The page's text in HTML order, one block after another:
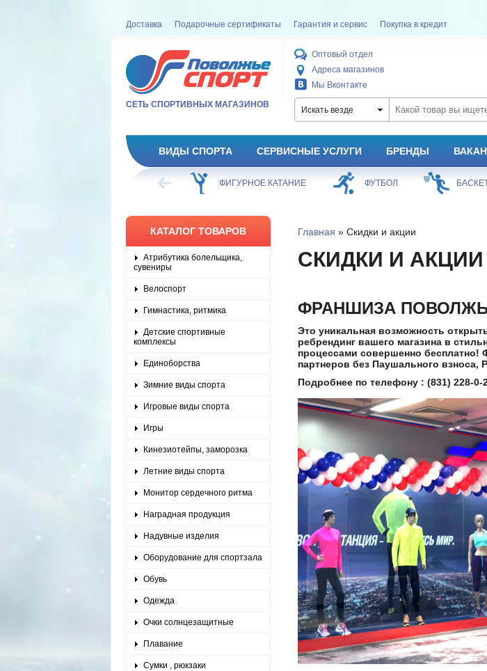
Доставка Подарочные сертификаты Гарантия и сервис Покупка в кредит
СЕТЬ СПОРТИВНЫХ МАГАЗИНОВ
Оптовый отдел
Адреса магазинов
Мы Вконтакте
Искать везде
ВИДЫ СПОРТА СЕРВИСНЫЕ УСЛУГИ БРЕНДЫ
ХОККЕЙ ФИГУРНОЕ КАТАНИЕ ФУТБОЛ
КАТАЛОГ ТОВАРОВ
Атрибутика болельщика,
сувениры
Велоспорт
Гимнастика, ритмика
Детские спортивные
комплексы
Единоборства
Зимние виды спорта
Игровые виды спорта
Игры
Кинезиотейпы, заморозка
Летние виды спорта
Монитор сердечного ритма
Наградная продукция
Надувные изделия
Оборудование для спортзала
Обувь
Одежда
Очки солнцезащитные
Плавание
Сумки , рюкзаки
Главная » Скидки и акции
СКИДКИ И АКЦИИ
ФРАНШИЗА
Это уникальная возможность
ребрендинг вашего магазина в
процессами совершенно
партнеров без Паушального
Подробнее по телефону : (831) 228-0-